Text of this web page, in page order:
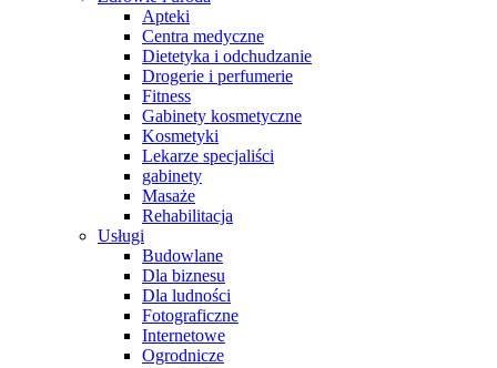
Apteki
Centra medyczne
Dietetyka i odchudzanie
Drogerie i perfumerie
Fitness
Gabinety kosmetyczne
Kosmetyki
Lekarze specjaliści
gabinety
Masaże
Rehabilitacja
Usługi
Budowlane
Dla biznesu
Dla ludności
Fotograficzne
Internetowe
Ogrodnicze